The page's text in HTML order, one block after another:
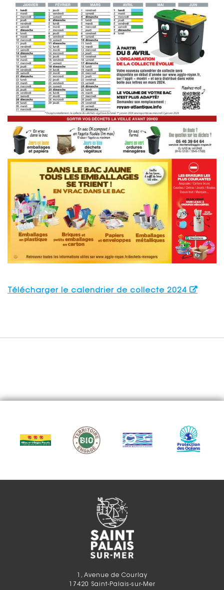
Télécharger le calendrier de collecte 2024
1, Avenue de Courlay
17420 Saint-Palais-sur-Mer